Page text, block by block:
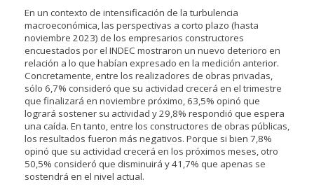
En un contexto de intensificación de la turbulencia
macroeconómica, las perspectivas a corto plazo (hasta
noviembre 2023) de los empresarios constructores
encuestados por el INDEC mostraron un nuevo deterioro en
relación a lo que habían expresado en la medición anterior.
Concretamente, entre los realizadores de obras privadas,
sólo 6,7% consideró que su actividad crecerá en el trimestre
que finalizará en noviembre próximo, 63,5% opinó que
logrará sostener su actividad y 29,8% respondió que espera
una caída. En tanto, entre los constructores de obras públicas,
los resultados fueron más negativos. Porque si bien 7,8%
opinó que su actividad crecerá en los próximos meses, otro
50,5% consideró que disminuirá y 41,7% que apenas se
sostendrá en el nivel actual.